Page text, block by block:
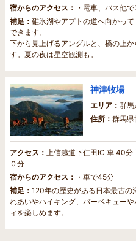
宿からのアクセス： ・電車、バス他
補足： 碓氷湖やアプトの道へ向かっ
できます。
下から見上げるアングルと、橋の上
す。夏の夜は星空観測も。
神津牧場
エリア： 群馬
住所： 群馬
アクセス：
上信越道下仁田IC 車 40
０分
宿からのアクセス： ・車で45分
補足： 120年の歴史がある日本最古の
れあいやハイキング、バーベキュー
ィを楽しめます。